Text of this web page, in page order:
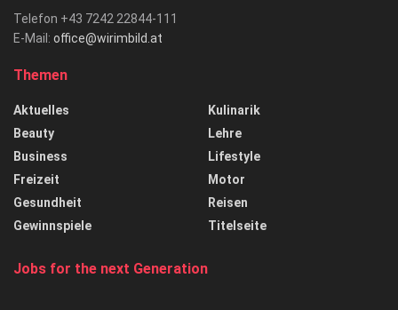
Telefon +43 7242 22844-111
E-Mail: office@wirimbild.at
Themen
Aktuelles
Beauty
Business
Freizeit
Gesundheit
Gewinnspiele
Kulinarik
Lehre
Lifestyle
Motor
Reisen
Titelseite
Jobs for the next Generation